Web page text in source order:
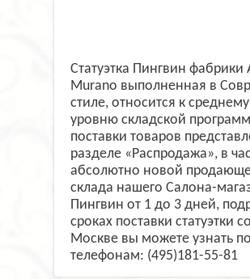
Статуэтка Пингвин фабрики
Murano выполненная в
стиле, относится к
уровню складской
поставки товаров
разделе «Распродажа», в
абсолютно новой
склада нашего Салона-
Пингвин от 1 до 3 дней,
сроках поставки статуэтки
Москве вы можете узнать
телефонам: (495)181-55-81